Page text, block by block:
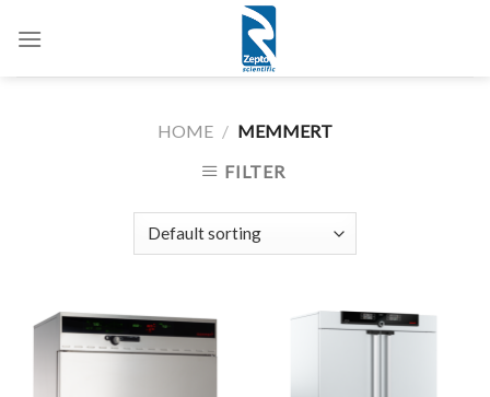
HOME / MEMMERT
FILTER